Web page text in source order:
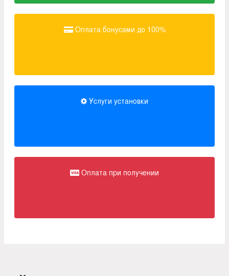
Оплата бонусами до 100%
Услуги установки
Оплата при получении